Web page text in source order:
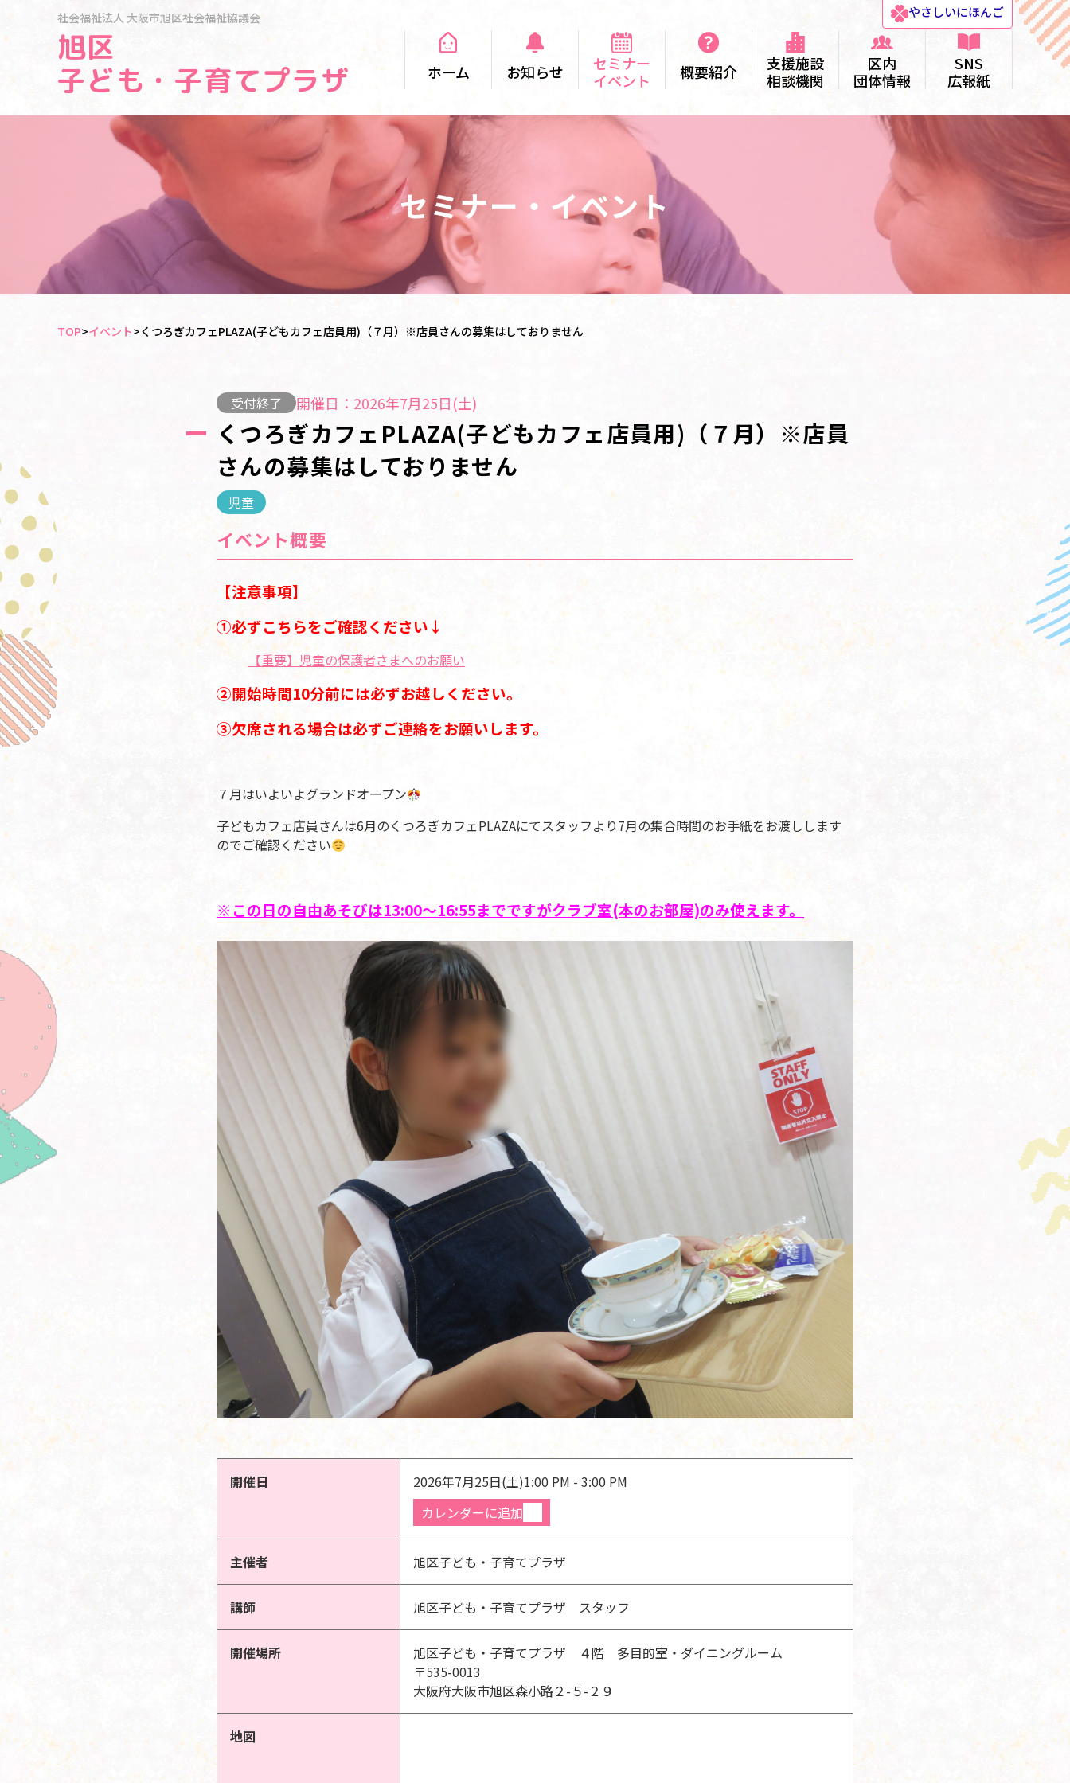
社会福祉法人 大阪市旭区社会福祉協議会
旭区
子ども・子育てプラザ
やさしいにほんご
ホーム お知らせ
セミナー
イベント
概要紹介
支援施設
相談機関
区内
団体情報
SNS
広報紙
セミナー・イベント
TOP>イベント>くつろぎカフェPLAZA(子どもカフェ店員用)（７月）※店員さんの募集はしておりません
受付終了 開催日：2026年7月25日(土)
くつろぎカフェPLAZA(子どもカフェ店員用)（７月）※店員
さんの募集はしておりません
児童
イベント概要
【注意事項】
①必ずこちらをご確認ください↓
【重要】児童の保護者さまへのお願い
②開始時間10分前には必ずお越しください。
③欠席される場合は必ずご連絡をお願いします。
７月はいよいよグランドオープン
子どもカフェ店員さんは6月のくつろぎカフェPLAZAにてスタッフより7月の集合時間のお手紙をお渡しします
のでご確認ください
※この日の自由あそびは13:00～16:55までですがクラブ室(本のお部屋)のみ使えます。
開催日 2026年7月25日(土)1:00 PM - 3:00 PM
カレンダーに追加
主催者 旭区子ども・子育てプラザ
講師 旭区子ども・子育てプラザ スタッフ
開催場所
旭区子ども・子育てプラザ ４階 多目的室・ダイニングルーム
〒535-0013
大阪府大阪市旭区森小路２-５-２９
地図